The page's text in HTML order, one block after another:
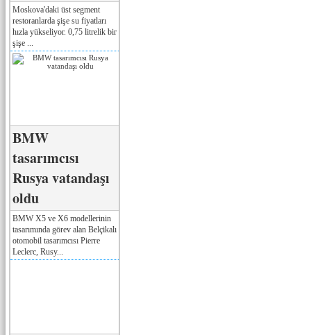
Moskova'daki üst segment
restoranlarda şişe su fiyatları
hızla yükseliyor. 0,75 litrelik bir
şişe ...
BMW
tasarımcısı
Rusya vatandaşı
oldu
BMW X5 ve X6 modellerinin
tasarımında görev alan Belçikalı
otomobil tasarımcısı Pierre
Leclerc, Rusy...